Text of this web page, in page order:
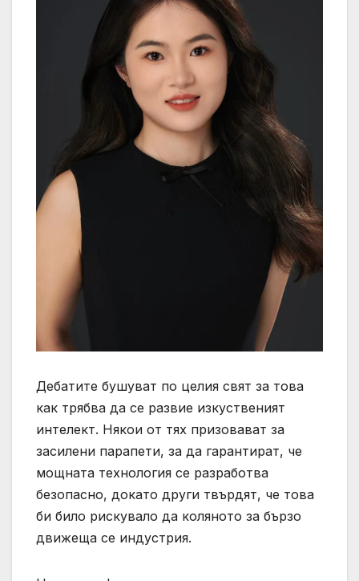
Дебатите бушуват по целия свят за това
как трябва да се развие изкуственият
интелект. Някои от тях призовават за
засилени парапети, за да гарантират, че
мощната технология се разработва
безопасно, докато други твърдят, че това
би било рискувало да коляното за бързо
движеща се индустрия.